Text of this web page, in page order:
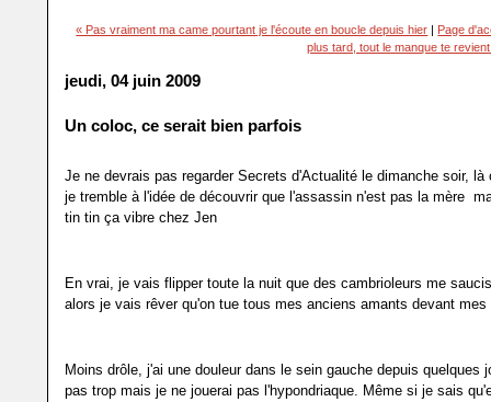
« Pas vraiment ma came pourtant je l'écoute en boucle depuis hier | Page
plus tard, tout le manque te
jeudi, 04 juin 2009
Un coloc, ce serait bien parfois
Je ne devrais pas regarder Secrets d'Actualité le dimanche soir, là
je tremble à l'idée de découvrir que l'assassin n'est pas la mère
tin tin ça vibre chez Jen
En vrai, je vais flipper toute la nuit que des cambrioleurs me
alors je vais rêver qu'on tue tous mes anciens amants devant mes
Moins drôle, j'ai une douleur dans le sein gauche depuis quelques
pas trop mais je ne jouerai pas l'hypondriaque. Même si je sais